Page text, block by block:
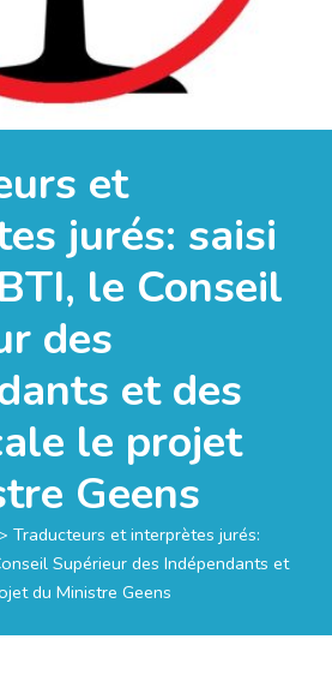
et
jurés: saisi
le Conseil
des
et des
le projet
Geens
Traducteurs et interprètes jurés:
Supérieur des Indépendants et
du Ministre Geens